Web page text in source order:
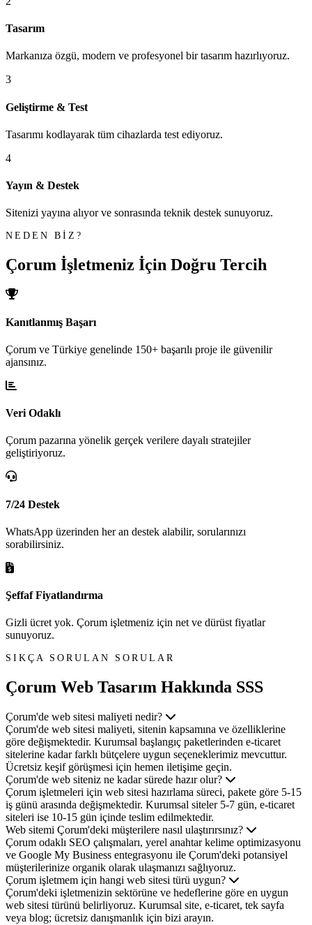
Tasarım
Markanıza özgü, modern ve profesyonel bir tasarım hazırlıyoruz.
3
Geliştirme & Test
Tasarımı kodlayarak tüm cihazlarda test ediyoruz.
4
Yayın & Destek
Sitenizi yayına alıyor ve sonrasında teknik destek sunuyoruz.
NEDEN BİZ?
Çorum İşletmeniz İçin Doğru Tercih
Kanıtlanmış Başarı
Çorum ve Türkiye genelinde 150+ başarılı proje ile güvenilir
ajansınız.
Veri Odaklı
Çorum pazarına yönelik gerçek verilere dayalı stratejiler
geliştiriyoruz.
7/24 Destek
WhatsApp üzerinden her an destek alabilir, sorularınızı
sorabilirsiniz.
Şeffaf Fiyatlandırma
Gizli ücret yok. Çorum işletmeniz için net ve dürüst fiyatlar
sunuyoruz.
SIKÇA SORULAN SORULAR
Çorum Web Tasarım Hakkında SSS
Çorum'de web sitesi maliyeti nedir?
Çorum'de web sitesi maliyeti, sitenin kapsamına ve özelliklerine
göre değişmektedir. Kurumsal başlangıç paketlerinden e-ticaret
sitelerine kadar farklı bütçelere uygun seçeneklerimiz mevcuttur.
Ücretsiz keşif görüşmesi için hemen iletişime geçin.
Çorum'de web siteniz ne kadar sürede hazır olur?
Çorum işletmeleri için web sitesi hazırlama süreci, pakete göre 5-15
iş günü arasında değişmektedir. Kurumsal siteler 5-7 gün, e-ticaret
siteleri ise 10-15 gün içinde teslim edilmektedir.
Web sitemi Çorum'deki müşterilere nasıl ulaştırırsınız?
Çorum odaklı SEO çalışmaları, yerel anahtar kelime optimizasyonu
ve Google My Business entegrasyonu ile Çorum'deki potansiyel
müşterilerinize organik olarak ulaşmanızı sağlıyoruz.
Çorum işletmem için hangi web sitesi türü uygun?
Çorum'deki işletmenizin sektörüne ve hedeflerine göre en uygun
web sitesi türünü belirliyoruz. Kurumsal site, e-ticaret, tek sayfa
veya blog; ücretsiz danışmanlık için bizi arayın.